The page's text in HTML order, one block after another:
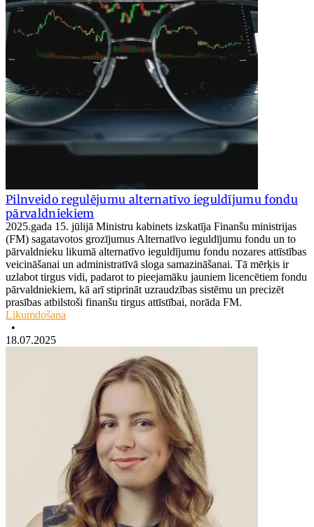
Pilnveido regulējumu alternatīvo ieguldījumu fondu
pārvaldniekiem
2025.gada 15. jūlijā Ministru kabinets izskatīja Finanšu ministrijas
(FM) sagatavotos grozījumus Alternatīvo ieguldījumu fondu un to
pārvaldnieku likumā alternatīvo ieguldījumu fondu nozares attīstības
veicināšanai un administratīvā sloga samazināšanai. Tā mērķis ir
uzlabot tirgus vidi, padarot to pieejamāku jauniem licencētiem fondu
pārvaldniekiem, kā arī stiprināt uzraudzības sistēmu un precizēt
prasības atbilstoši finanšu tirgus attīstībai, norāda FM.
Likumdošana
•
18.07.2025